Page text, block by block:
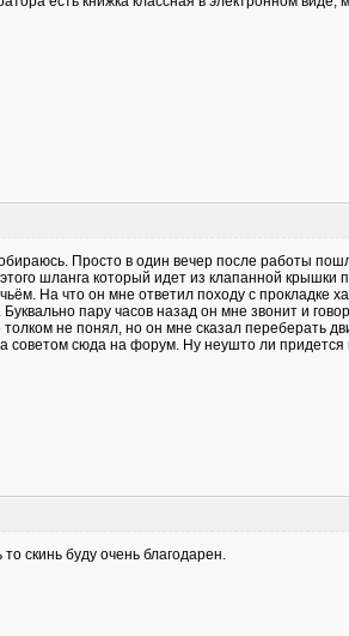
Просто в один вечер после работы
шланга который идет из клапанной крышки
На что он мне ответил походу с прокладке
пару часов назад он мне звонит и
толком не понял, но он мне сказал переберать
советом сюда на форум. Ну неушто ли придется
скинь буду очень благодарен.